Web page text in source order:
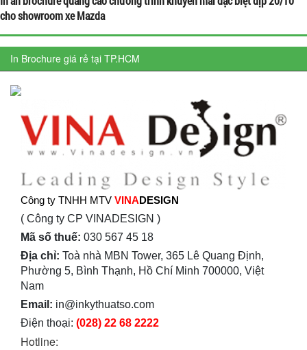
cho showroom xe Mazda
In Brochure giá rẻ tại TP.HCM
Công ty TNHH MTV VINADESIGN
( Công ty CP VINADESIGN )
Mã số thuế: 030 567 45 18
Địa chỉ: Toà nhà MBN Tower, 365 Lê Quang Định,
Phường 5, Bình Thạnh, Hồ Chí Minh 700000, Việt
Nam
Email: in@inkythuatso.com
Điện thoại: (028) 22 68 2222
Hotline: